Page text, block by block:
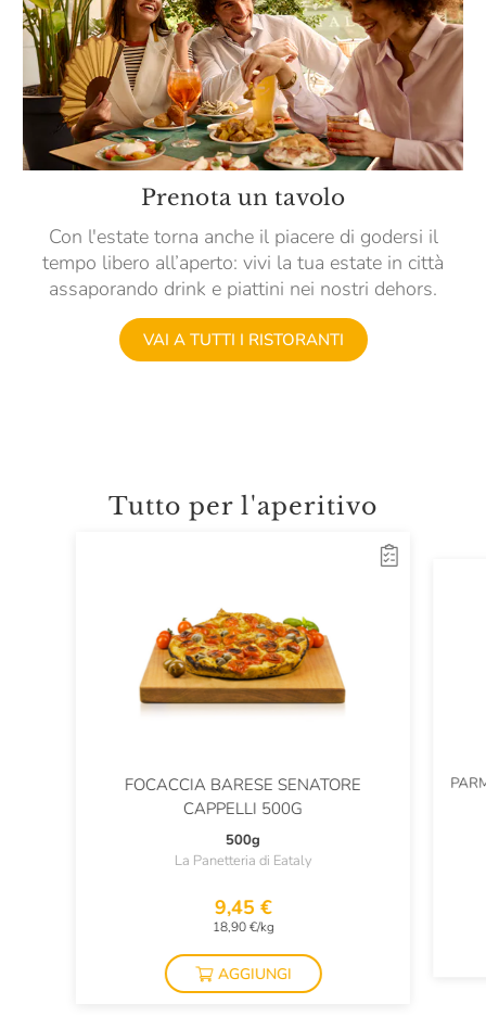
Prenota un tavolo
Con l'estate torna anche il piacere di godersi il
tempo libero all’aperto: vivi la tua estate in città
assaporando drink e piattini nei nostri dehors.
VAI A TUTTI I RISTORANTI
Tutto per l'aperitivo
FOCACCIA BARESE SENATORE
CAPPELLI 500G
500g
La Panetteria di Eataly
9,45 €
18,90 €/kg
AGGIUNGI